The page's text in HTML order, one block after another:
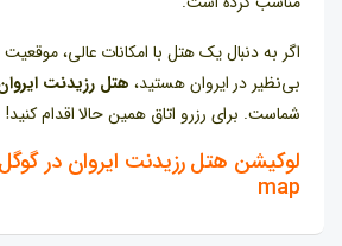
اگر به دنبال یک هتل با امکانات عالی،
بی‌نظیر در ایروان هستید، هتل رزیدنت
شماست. برای رزرو اتاق همین حالا اقدام کنید!
map